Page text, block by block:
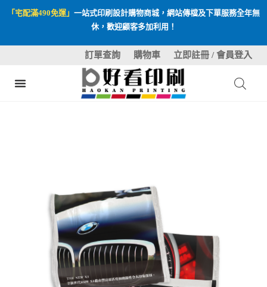
「宅配滿490免運」 一站式印刷設計購物商城，網站傳檔及下單服務全年無
休，歡迎顧客多加利用！
訂單查詢 購物車 立即註冊 / 會員登入